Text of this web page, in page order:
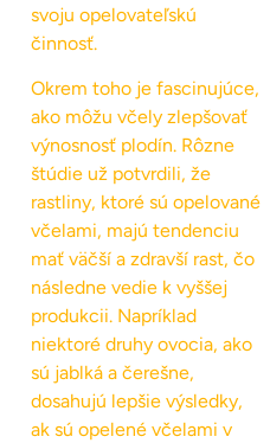
svoju opelovateľskú
činnosť.
Okrem toho je fascinujúce,
ako môžu včely zlepšovať
výnosnosť plodín. Rôzne
štúdie už potvrdili, že
rastliny, ktoré sú opelované
včelami, majú tendenciu
mať väčší a zdravší rast, čo
následne vedie k vyššej
produkcii. Napríklad
niektoré druhy ovocia, ako
sú jablká a čerešne,
dosahujú lepšie výsledky,
ak sú opelené včelami v